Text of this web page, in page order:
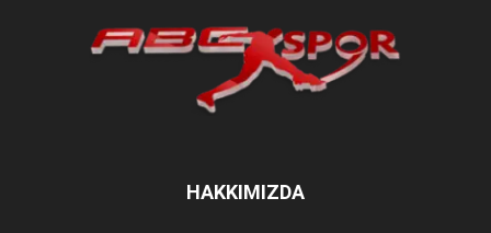
HAKKIMIZDA